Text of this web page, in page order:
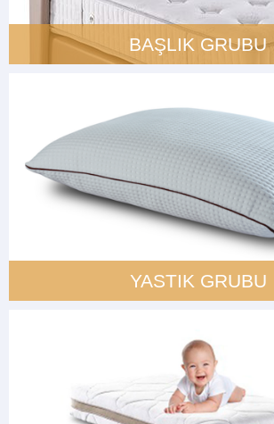
BAŞLIK GRUBU
YASTIK GRUBU